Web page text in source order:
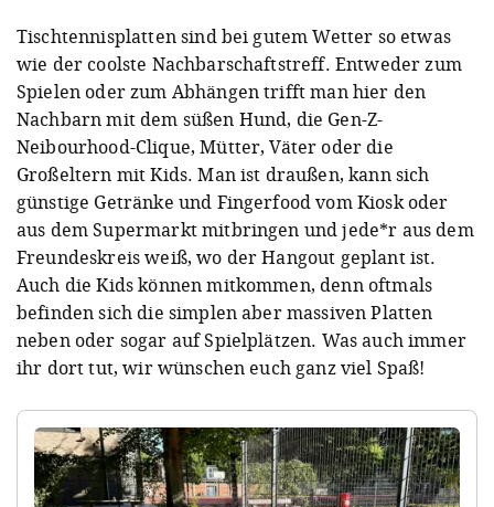
Tischtennisplatten sind bei gutem Wetter so etwas
wie der coolste Nachbarschaftstreff. Entweder zum
Spielen oder zum Abhängen trifft man hier den
Nachbarn mit dem süßen Hund, die Gen-Z-
Neibourhood-Clique, Mütter, Väter oder die
Großeltern mit Kids. Man ist draußen, kann sich
günstige Getränke und Fingerfood vom Kiosk oder
aus dem Supermarkt mitbringen und jede*r aus dem
Freundeskreis weiß, wo der Hangout geplant ist.
Auch die Kids können mitkommen, denn oftmals
befinden sich die simplen aber massiven Platten
neben oder sogar auf Spielplätzen. Was auch immer
ihr dort tut, wir wünschen euch ganz viel Spaß!